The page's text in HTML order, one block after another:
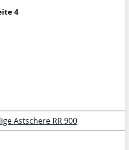
4
Astschere RR 900